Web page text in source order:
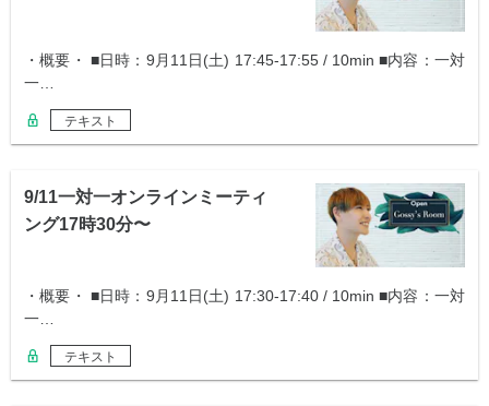
・概要・ ■日時：9月11日(土) 17:45-17:55 / 10min ■内容：一対
一…
テキスト
9/11一対一オンラインミーティ
ング17時30分〜
・概要・ ■日時：9月11日(土) 17:30-17:40 / 10min ■内容：一対
一…
テキスト